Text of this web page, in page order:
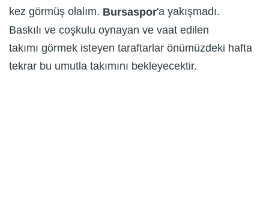
kez görmüş olalım. Bursaspor'a yakışmadı.
Baskılı ve coşkulu oynayan ve vaat edilen
takımı görmek isteyen taraftarlar önümüzdeki hafta
tekrar bu umutla takımını bekleyecektir.